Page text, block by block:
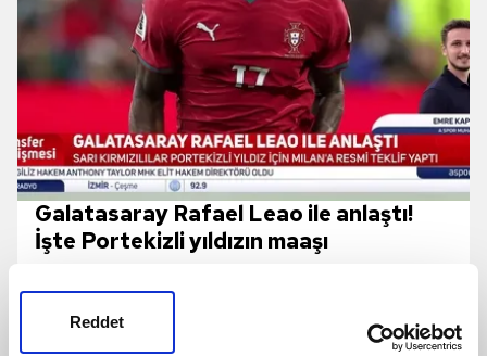
Reddet
Galatasaray Rafael Leao ile anlaştı!
İşte Portekizli yıldızın maaşı